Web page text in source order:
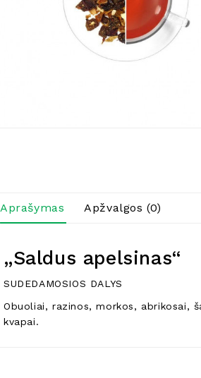
Aprašymas Apžvalgos (0)
„Saldus apelsinas“
SUDEDAMOSIOS DALYS
Obuoliai, razinos, morkos, abrikosai,
kvapai.